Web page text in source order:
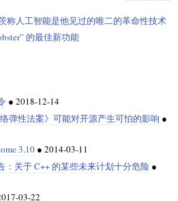
称人工智能是他见过的唯二的革命性技术
的最佳新功能
● 2018-12-14
弹性法案》可能对开源产生可怕的影响 ●
3.10 ● 2014-03-11
：关于 C++ 的某些未来计划十分危险 ●
03-22